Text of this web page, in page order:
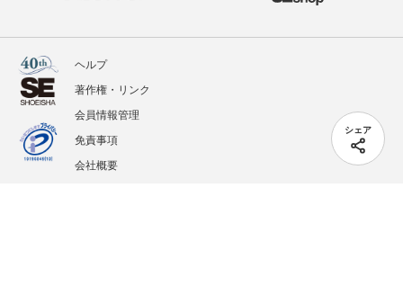
シェア
ヘルプ
著作権・リンク
会員情報管理
免責事項
会社概要